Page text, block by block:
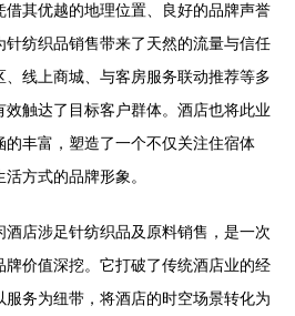
其优越的地理位置、良好的品牌声誉
针纺织品销售带来了天然的流量与信任
线上商城、与客房服务联动推荐等多
触达了目标客户群体。酒店也将此业
丰富，塑造了一个不仅关注住宿体
方式的品牌形象。
店涉足针纺织品及原料销售，是一次
牌价值深挖。它打破了传统酒店业的经
务为纽带，将酒店的时空场景转化为